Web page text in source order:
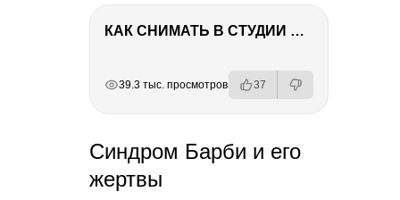
КАК СНИМАТЬ В СТУДИИ СО ВСПЫШКАМИ
39.3 тыс. просмотров 37
Синдром Барби и его
жертвы